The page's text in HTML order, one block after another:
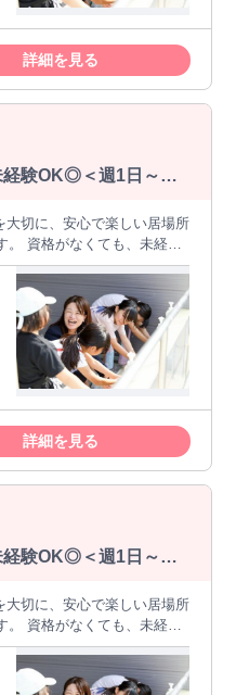
詳細を見る
験OK◎＜週1日～
切に、安心で楽しい居場所
。 資格がなくても、未経験
・スポーツ・宿題や自主学
その他、施設運営に係る業
がするため、 初めての方も
職員同士で協力しなが
詳細を見る
験OK◎＜週1日～
切に、安心で楽しい居場所
。 資格がなくても、未経験
・スポーツ・宿題や自主学
その他、施設運営に係る業